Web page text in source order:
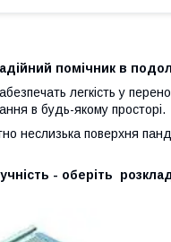
помічник в
легкість у
в будь-якому просторі.
неслизька поверхня
- оберіть